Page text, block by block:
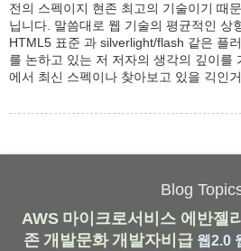
전의 스펙이지 현존 최고의 기술이기 때
닙니다. 말씀대로 웹 기술의 평균적인 상
HTML5 표준 과 silverlight/flash 같은 플
를 논하고 있는 저 저자의 생각의 깊이를
에서 최신 스펙이나 찾아보고 있을 긱인
Blog
AWS 마이크로서비스 에반젤
존 개발문화 개발자비급 웹2.0